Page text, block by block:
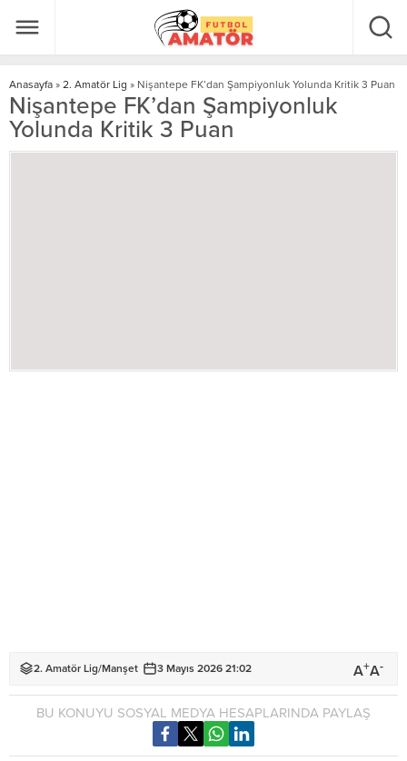
Anasayfa » 2. Amatör Lig » Nişantepe FK’dan Şampiyonluk Yolunda Kritik 3 Puan
Nişantepe FK’dan Şampiyonluk
Yolunda Kritik 3 Puan
2. Amatör Lig/Manşet 3 Mayıs 2026 21:02 A+A-
BU KONUYU SOSYAL MEDYA HESAPLARINDA PAYLAŞ